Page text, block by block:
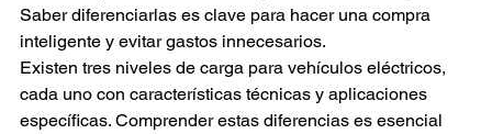
Saber diferenciarlas es clave para hacer una compra
inteligente y evitar gastos innecesarios.
Existen tres niveles de carga para vehículos eléctricos,
cada uno con características técnicas y aplicaciones
específicas. Comprender estas diferencias es esencial